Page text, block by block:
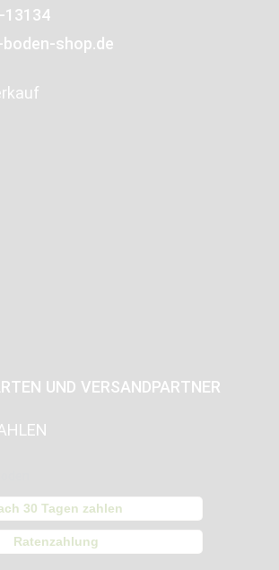
13134
shop.de
UND VERSANDPARTNER
30 Tagen zahlen
Ratenzahlung